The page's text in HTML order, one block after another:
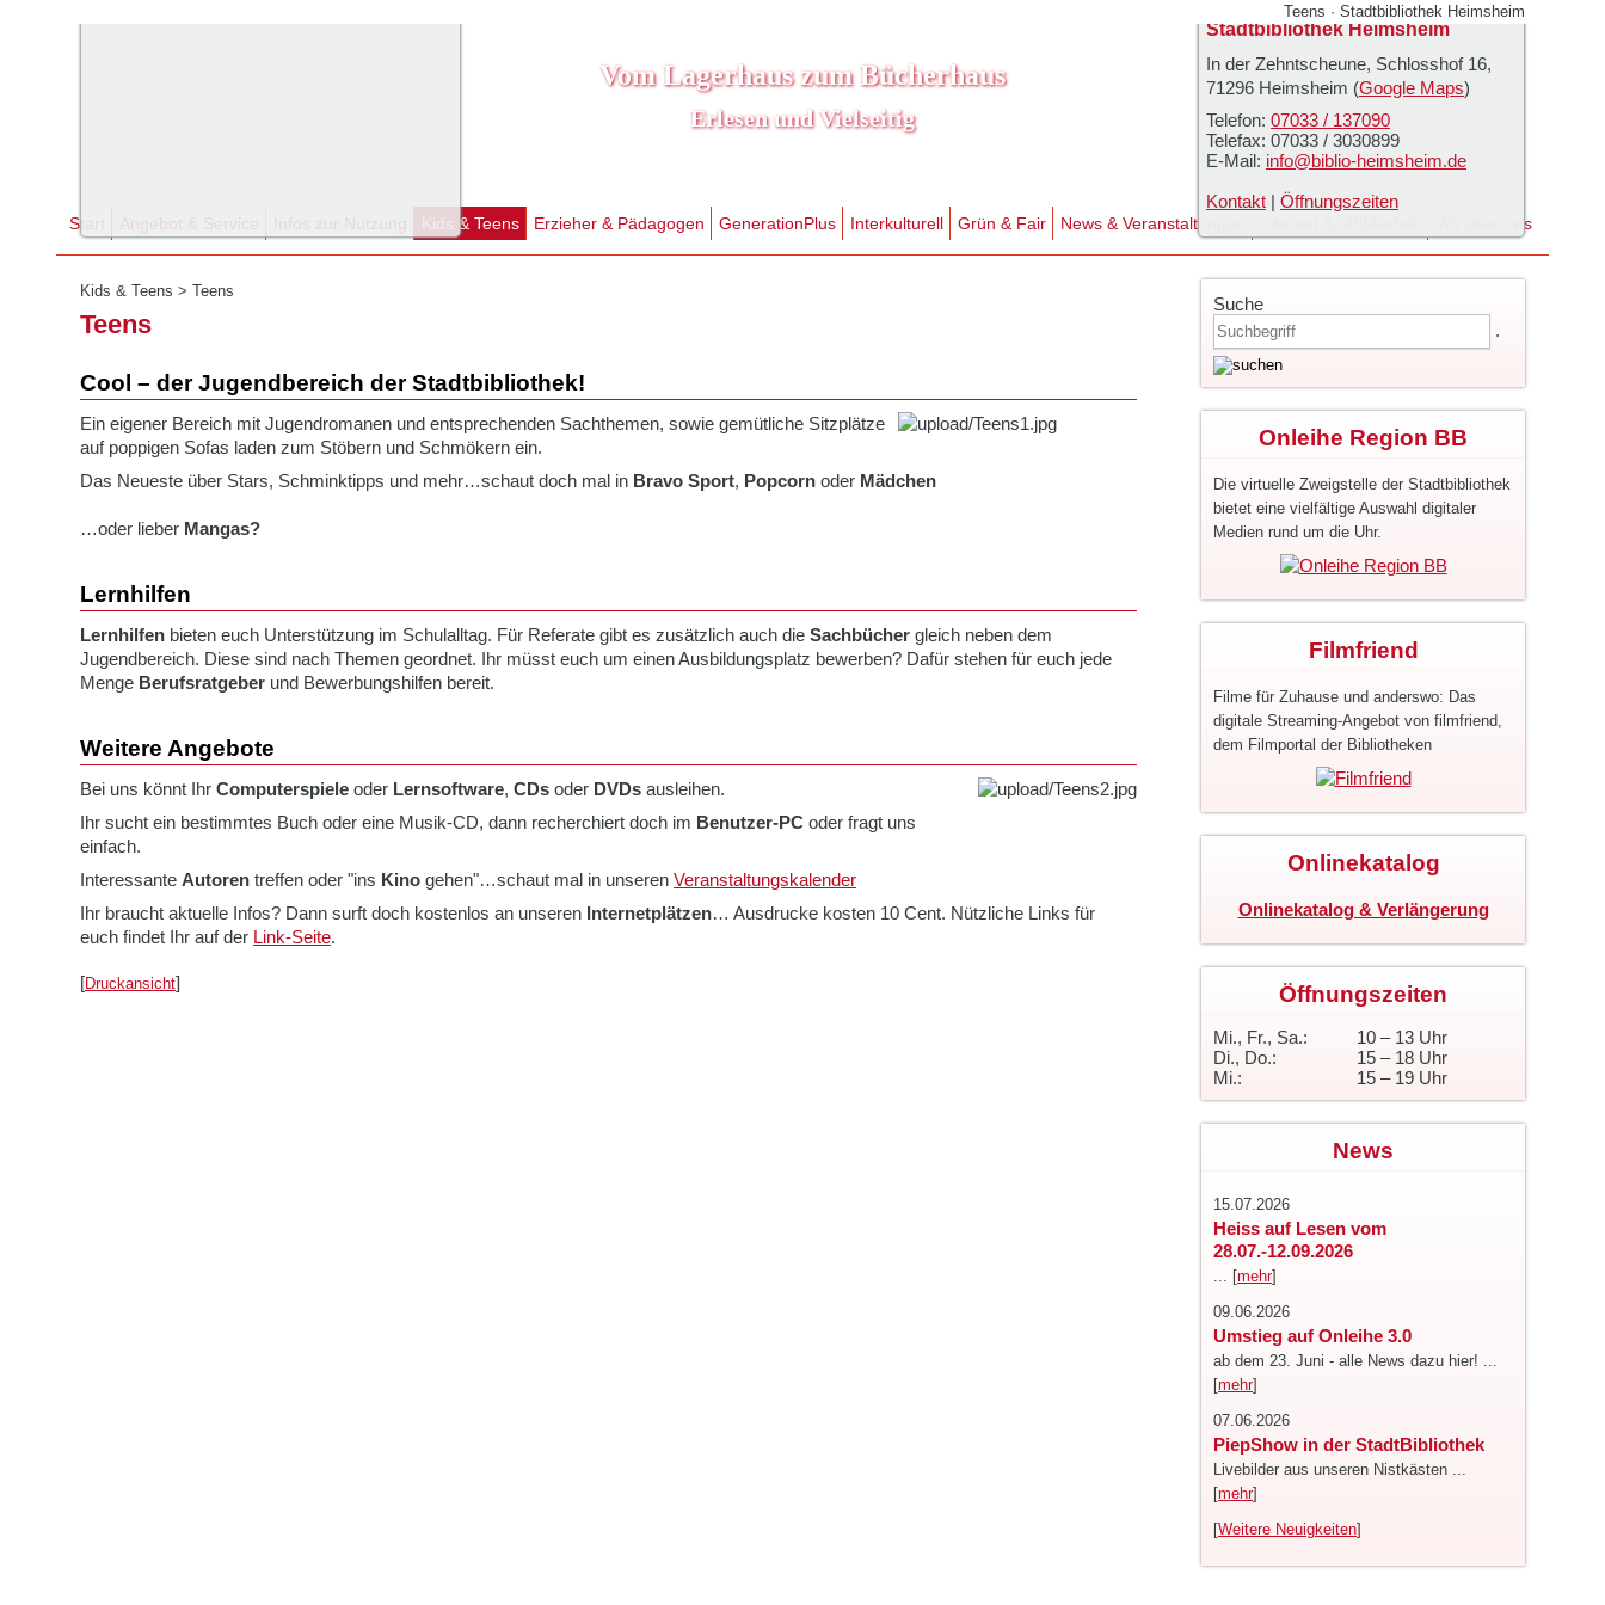
Teens · Stadtbibliothek Heimsheim
Stadtbibliothek Heimsheim
In der Zehntscheune, Schlosshof 16,
71296 Heimsheim (Google Maps)
Telefon: 07033 / 137090
Telefax: 07033 / 3030899
E-Mail: info@biblio-heimsheim.de
Kontakt | Öffnungszeiten
Vom Lagerhaus zum Bücherhaus
Erlesen und Vielseitig
Start Angebot & Service Infos zur Nutzung Kids & Teens Erzieher & Pädagogen GenerationPlus Interkulturell Grün & Fair News & Veranstaltungen Wir über uns
Kids & Teens > Teens
Teens
Cool – der Jugendbereich der Stadtbibliothek!
Ein eigener Bereich mit Jugendromanen und entsprechenden Sachthemen, sowie gemütliche Sitzplätze
auf poppigen Sofas laden zum Stöbern und Schmökern ein.
Das Neueste über Stars, Schminktipps und mehr…schaut doch mal in Bravo Sport, Popcorn oder Mädchen
…oder lieber Mangas?
Lernhilfen
Lernhilfen bieten euch Unterstützung im Schulalltag. Für Referate gibt es zusätzlich auch die Sachbücher gleich neben dem
Jugendbereich. Diese sind nach Themen geordnet. Ihr müsst euch um einen Ausbildungsplatz bewerben? Dafür stehen für euch jede
Menge Berufsratgeber und Bewerbungshilfen bereit.
Weitere Angebote
Bei uns könnt Ihr Computerspiele oder Lernsoftware, CDs oder DVDs ausleihen.
Ihr sucht ein bestimmtes Buch oder eine Musik-CD, dann recherchiert doch im Benutzer-PC oder fragt uns
einfach.
Interessante Autoren treffen oder "ins Kino gehen"…schaut mal in unseren Veranstaltungskalender
Ihr braucht aktuelle Infos? Dann surft doch kostenlos an unseren Internetplätzen… Ausdrucke kosten 10 Cent. Nützliche Links für
euch findet Ihr auf der Link-Seite.
[Druckansicht]
Suche
.
Onleihe Region BB
Die virtuelle Zweigstelle der Stadtbibliothek
bietet eine vielfältige Auswahl digitaler
Medien rund um die Uhr.
Filmfriend
Filme für Zuhause und anderswo: Das
digitale Streaming-Angebot von filmfriend,
dem Filmportal der Bibliotheken
Onlinekatalog
Onlinekatalog & Verlängerung
Öffnungszeiten
Mi., Fr., Sa.:
10 – 13 Uhr
Di., Do.:
15 – 18 Uhr
Mi.:
15 – 19 Uhr
News
15.07.2026
Heiss auf Lesen vom
28.07.-12.09.2026
... [mehr]
09.06.2026
Umstieg auf Onleihe 3.0
ab dem 23. Juni - alle News dazu hier! ...
[mehr]
07.06.2026
PiepShow in der StadtBibliothek
Livebilder aus unseren Nistkästen ...
[mehr]
[Weitere Neuigkeiten]